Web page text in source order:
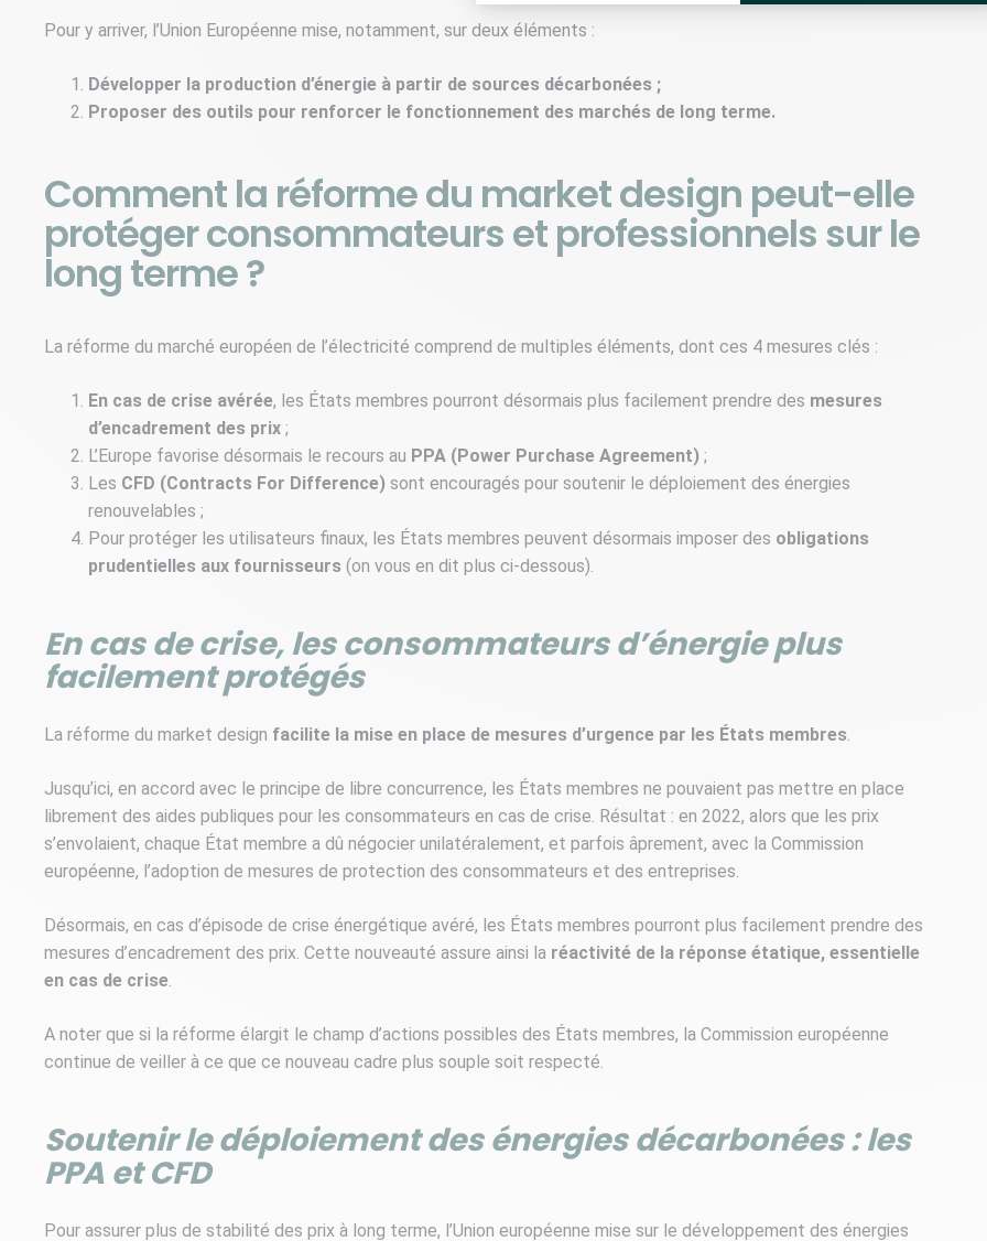
Pour y arriver, l’Union Européenne mise, notamment, sur deux éléments :
Développer la production d’énergie à partir de sources décarbonées ;
Proposer des outils pour renforcer le fonctionnement des marchés de long terme.
Comment la réforme du market design peut-elle
protéger consommateurs et professionnels sur le
long terme ?
La réforme du marché européen de l’électricité comprend de multiples éléments, dont ces 4 mesures clés :
En cas de crise avérée, les États membres pourront désormais plus facilement prendre des mesures
d’encadrement des prix ;
L’Europe favorise désormais le recours au PPA (Power Purchase Agreement) ;
Les CFD (Contracts For Difference) sont encouragés pour soutenir le déploiement des énergies
renouvelables ;
Pour protéger les utilisateurs finaux, les États membres peuvent désormais imposer des obligations
prudentielles aux fournisseurs (on vous en dit plus ci-dessous).
En cas de crise, les consommateurs d’énergie plus
facilement protégés
La réforme du market design facilite la mise en place de mesures d’urgence par les États membres
Jusqu’ici, en accord avec le principe de libre concurrence, les États membres ne pouvaient pas mettre en place
librement des aides publiques pour les consommateurs en cas de crise. Résultat : en 2022, alors que les prix
s’envolaient, chaque État membre a dû négocier unilatéralement, et parfois âprement, avec la Commission
européenne, l’adoption de mesures de protection des consommateurs et des entreprises.
Désormais, en cas d’épisode de crise énergétique avéré, les États membres pourront plus facilement prendre des
mesures d’encadrement des prix. Cette nouveauté assure ainsi la réactivité de la réponse étatique, essentielle
en cas de crise
A noter que si la réforme élargit le champ d’actions possibles des États membres, la Commission européenne
continue de veiller à ce que ce nouveau cadre plus souple soit respecté.
Soutenir le déploiement des énergies décarbonées : les
PPA et CFD
Pour assurer plus de stabilité des prix à long terme, l’Union européenne mise sur le développement des énergies